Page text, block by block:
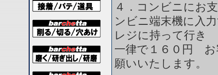
４．コンビニにお
ンビニ端末機に入
レジに持って行き
一律で１６０円 お
願いいたします。